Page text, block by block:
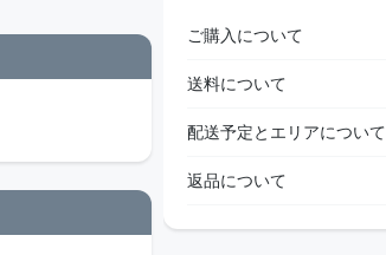
ご購入について
送料について
配送予定とエリアについて
返品について